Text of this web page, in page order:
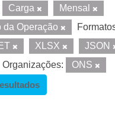
Carga
Mensal
da Operação
XLSX
JSON
Organizações:
ONS